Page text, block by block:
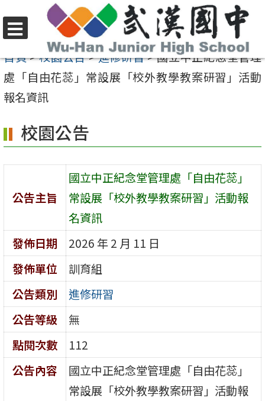
至
要
內
區
選
單
首頁>校園公告>進修研習>國立中正紀念堂管理
處「自由花蕊」常設展「校外教學教案研習」活動
報名資訊
校園公告
公告主旨
國立中正紀念堂管理處「自由花蕊」
常設展「校外教學教案研習」活動報
名資訊
發佈日期
2026 年 2 月 11 日
發佈單位
訓育組
公告類別
進修研習
公告等級
無
點閱次數
112
公告內容
國立中正紀念堂管理處「自由花蕊」
常設展「校外教學教案研習」活動報